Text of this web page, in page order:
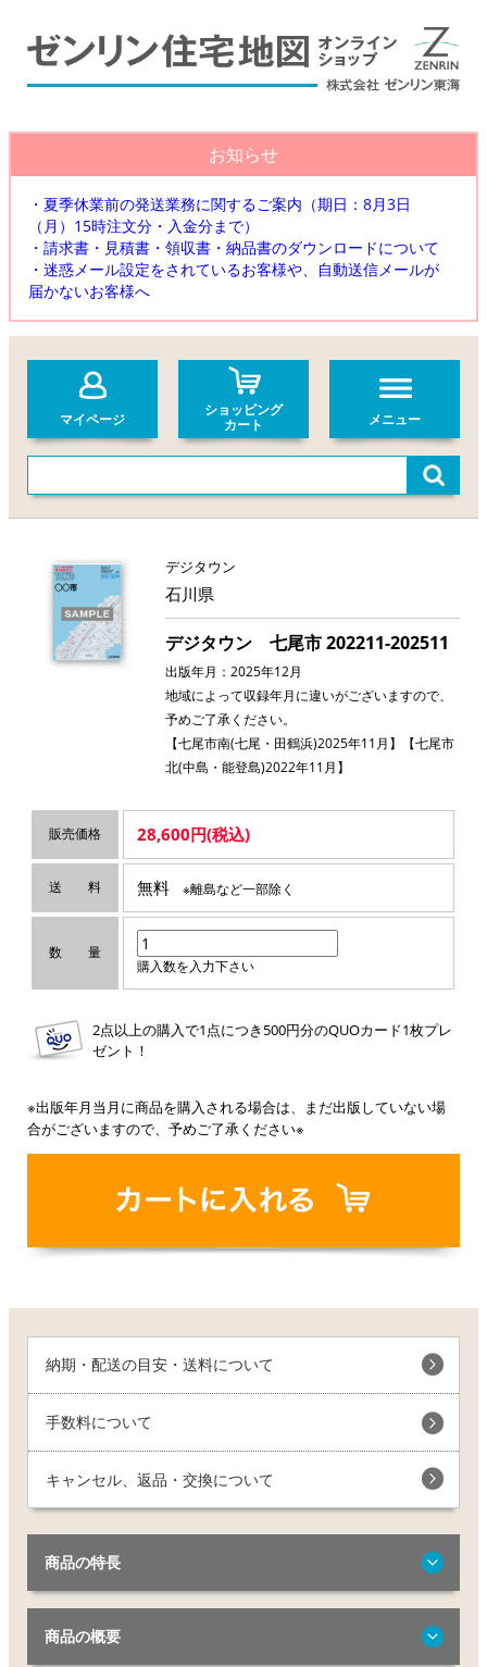
お知らせ
・夏季休業前の発送業務に関するご案内（期日：8月3日
（月）15時注文分・入金分まで）
・請求書・見積書・領収書・納品書のダウンロードについて
・迷惑メール設定をされているお客様や、自動送信メールが
届かないお客様へ
マイページ
ショッピング
カート
メニュー
デジタウン
石川県
デジタウン 七尾市 202211-202511
出版年月：2025年12月
地域によって収録年月に違いがございますので、
予めご了承ください。
【七尾市南(七尾・田鶴浜)2025年11月】【七尾市
北(中島・能登島)2022年11月】
販売価格 28,600円(税込)
送 料 無料 ※離島など一部除く
数 量
購入数を入力下さい
2点以上の購入で1点につき500円分のQUOカード1枚プレ
ゼント！
※出版年月当月に商品を購入される場合は、まだ出版していない場
合がございますので、予めご了承ください※
納期・配送の目安・送料について
手数料について
キャンセル、返品・交換について
商品の特長
商品の概要